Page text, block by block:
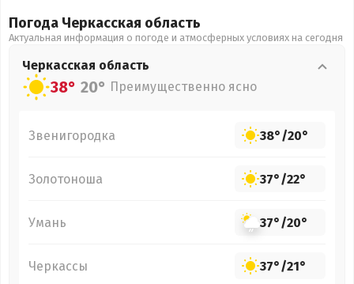
Погода Черкасская область
Актуальная информация о погоде и атмосферных условиях на сегодня
Черкасская область
38° 20° Преимущественно ясно
Звенигородка 38°/20°
Золотоноша 37°/22°
Умань 37°/20°
Черкассы 37°/21°